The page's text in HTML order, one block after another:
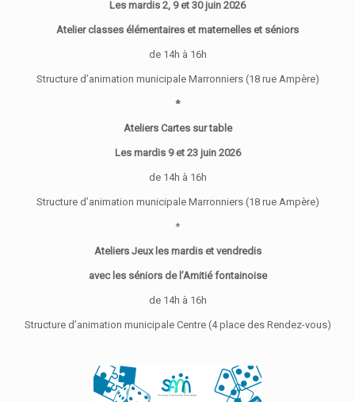
Les mardis 2, 9 et 30 juin 2026
Atelier classes élémentaires et maternelles et séniors
de 14h à 16h
Structure d’animation municipale Marronniers (18 rue Ampère)
*
Ateliers Cartes sur table
Les mardis 9 et 23 juin 2026
de 14h à 16h
Structure d’animation municipale Marronniers (18 rue Ampère)
*
Ateliers Jeux les mardis et vendredis
avec les séniors de l’Amitié fontainoise
de 14h à 16h
Structure d’animation municipale Centre (4 place des Rendez-vous)